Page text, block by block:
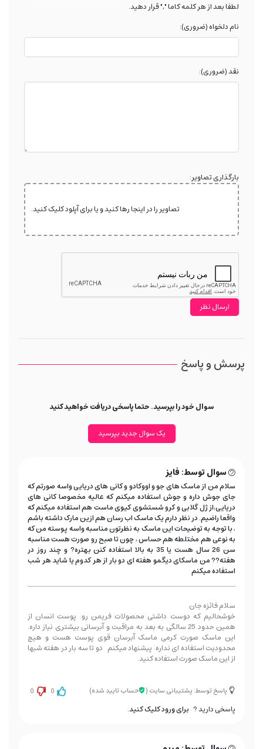
لطفا بعد از هر کلمه کاما "," قرار دهید.
نام دلخواه (ضروری):
نقد (ضروری):
بارگذاری تصاویر:
تصاویر را در اینجا رها کنید و یا برای آپلود کلیک کنید.
پرسش و پاسخ
سوال خود را بپرسید. حتما پاسخی دریافت خواهید کنید
یک سوال جدید بپرسید
سوال توسط: فایز
سلام من از ماسک های جو و اووکادو و کانی های دریایی واسه صورتم که
جای جوش داره و جوش استفاده میکنم که عالیه مخصوصا کانی های
دریایی،از ژل گلابی و کرو شستشوی کیوی ماست هم استفاده میکنم که
واقعا راضیم. در نظر دارم یک ماسک اب رسان هم ازین مارک داشته باشم
، با توجه به توضیحات این ماسک به نظرتون مناسبه واسه پوسته من که
به نوعی هم مختلطه هم حساس ، چون تا صبح رو صورت هست مناسبه
سن 26 سال هست یا 35 به بالا استفاده کنن بهتره? و چند روز در
هفته?? من ماسکای دیگمو هفته ای دو بار از هر کدوم یا شاید هر شب
استفاده میکنم
سلام فائزه جان
خوشحالیم که دوست داشتی محصولات فریمن رو. پوست انسان از
همین حدود 25 سالگی به بعد به مراقبت و آبرسانی بیشتری نیاز داره.
این ماسک صورت کرمی ماسک آبرسان قوی پوست هست و هیچ
محدودیت استفاده ای نداره. پیشنهاد میکنم دو تا سه بار در هفته شبها
از این ماسک صورت استفاده کنید.
پاسخ توسط: پشتیبانی سایت ( حساب تایید شده) 0
0
پاسخی دارید ? برای ورود کلیک کنید.